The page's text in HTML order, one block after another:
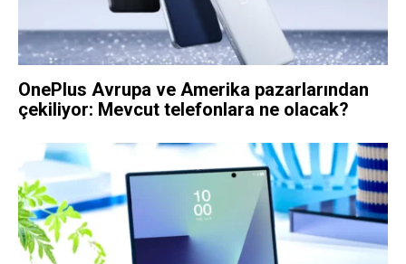
OnePlus Avrupa ve Amerika pazarlarından
çekiliyor: Mevcut telefonlara ne olacak?